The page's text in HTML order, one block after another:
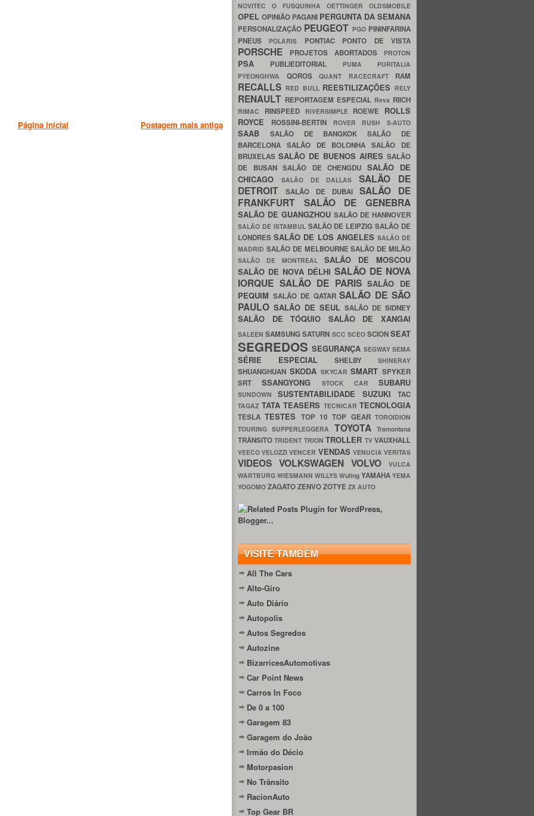
Postagem mais antiga
Página inicial
NOVITEC O FUSQUINHA OETTINGER OLDSMOBILE
OPEL OPINIÃO PAGANI PERGUNTA DA SEMANA
PERSONALIZAÇÃO PEUGEOT PGO PININFARINA
PNEUS
POLARIS PONTIAC PONTO DE VISTA
PORSCHE PROJETOS ABORTADOS PROTON
PSA PUBLIEDITORIAL PUMA PURITALIA
PYEONGHWA QOROS QUANT RACECRAFT RAM
RECALLS RED BULL REESTILIZAÇÕES RELY
RENAULT REPORTAGEM ESPECIAL Reva RIICH
RIMAC RINSPEED RIVERSIMPLE ROEWE ROLLS
ROYCE
ROSSINI-BERTIN ROVER RUSH S-AUTO
SAAB SALÃO DE BANGKOKSALÃO DE
BARCELONA SALÃO DE BOLONHASALÃO DE
BRUXELAS SALÃO DE BUENOS AIRES SALÃO
DE BUSAN SALÃO DE CHENGDU SALÃO DE
CHICAGO
SALÃO DE DALLASSALÃO DE
DETROIT
SALÃO DE DUBAI SALÃO DE
FRANKFURT SALÃO DE GENEBRA
SALÃO DE GUANGZHOU SALÃO DE HANNOVER
SALÃO DE ISTAMBUL SALÃO DE LEIPZIGSALÃO DE
LONDRESSALÃO DE LOS ANGELES SALÃO DE
MADRID SALÃO DE MELBOURNESALÃO DE MILÃO
SALÃO DE MONTREAL SALÃO DE MOSCOU
SALÃO DE NOVA DÉLHI SALÃO DE NOVA
IORQUE SALÃO DE PARISSALÃO DE
PEQUIM SALÃO DE QATARSALÃO DE SÃO
PAULO SALÃO DE SEUL SALÃO DE SIDNEY
SALÃO DE TÓQUIO SALÃO DE XANGAI
SALEENSAMSUNGSATURN SCC SCEO SCIONSEAT
SEGREDOSSEGURANÇA SEGWAYSEMA
SÉRIE ESPECIAL SHELBY SHINERAY
SHUANGHUAN SKODA SKYCARSMART SPYKER
SRTSSANGYONG STOCK CAR SUBARU
SUNDOWNSUSTENTABILIDADE SUZUKITAC
TAGAZ TATA TEASERS TECNICAR TECNOLOGIA
TESLATESTES TOP 10TOP GEARTOROIDION
TOURING SUPPERLEGGERA TOYOTATramontana
TRÂNSITOTRIDENT TRIONTROLLER TVVAUXHALL
VEECOVELOZZIVENCER VENDAS VENUCIAVERITAS
VIDEOS VOLKSWAGEN VOLVO
VULCA
WARTBURG WIESMANN WILLYS Wuling YAMAHA YEMA
YOGOMO ZAGATOZENVOZOTYE ZX AUTO
VISITE TAMBÉM
All The Cars
Alto-Giro
Auto Diário
Autopolis
Autos Segredos
Autozine
BizarricesAutomotivas
Car Point News
Carros In Foco
De 0 a 100
Garagem 83
Garagem do João
Irmão do Décio
Motorpasion
No Trânsito
RacionAuto
Top Gear BR